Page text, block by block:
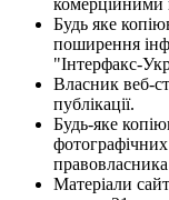
Будь яке
поширення
"Інтерфакс-
Власник веб-
публікації.
Будь-яке
фотографічних
Матеріали